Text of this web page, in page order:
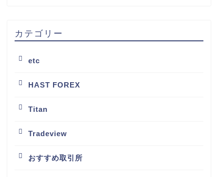
カテゴリー
etc
HAST FOREX
Titan
Tradeview
おすすめ取引所